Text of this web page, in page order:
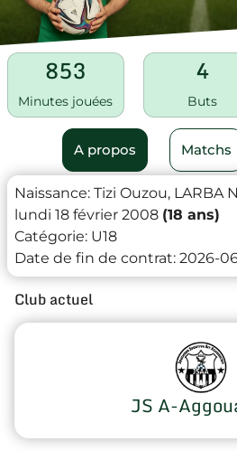
853
Minutes jouées
4
Buts
A propos Matchs
Naissance: Tizi Ouzou, LARBA
lundi 18 février 2008 (18 ans)
Catégorie: U18
Date de fin de contrat: 2026-
Club actuel
JS A-